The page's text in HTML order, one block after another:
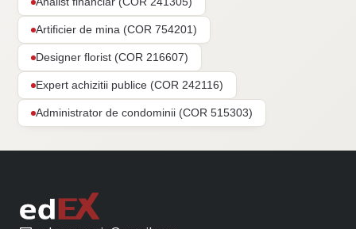
Artificier de mina (COR 754201)
Designer florist (COR 216607)
Expert achizitii publice (COR 242116)
Administrator de condominii (COR 515303)